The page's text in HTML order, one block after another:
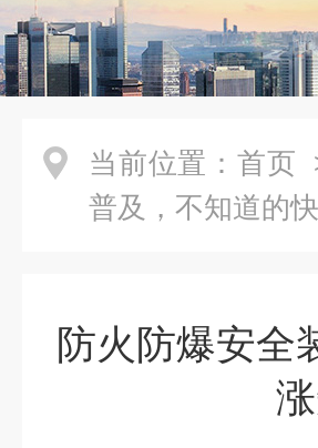
当前位置： 首页
普及，不知道的
防火防爆安全